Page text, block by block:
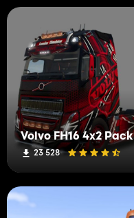
Volvo FH16 4x2 Pack
23 528